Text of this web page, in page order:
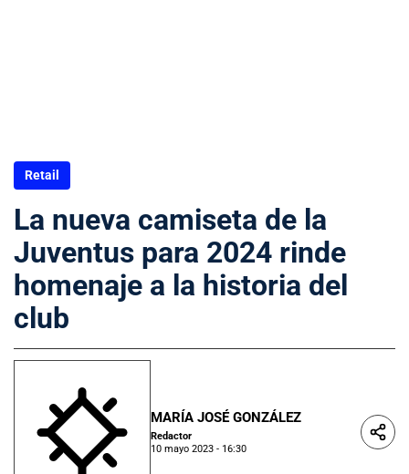
Retail
La nueva camiseta de la
Juventus para 2024 rinde
homenaje a la historia del
club
MARÍA JOSÉ GONZÁLEZ
Redactor
10 mayo 2023 - 16:30